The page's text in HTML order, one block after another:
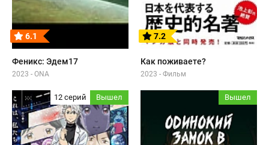
6.1
Феникс: Эдем17
2023 - ONA
7.2
Как поживаете?
2023 - Фильм
12 серий Вышел Вышел